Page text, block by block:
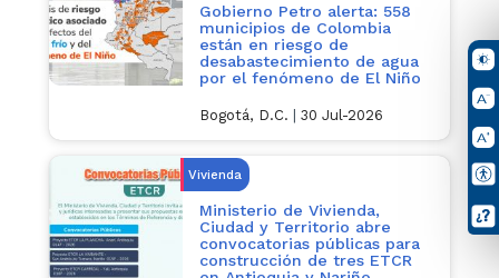
Gobierno Petro alerta: 558
municipios de Colombia
están en riesgo de
desabastecimiento de agua
por el fenómeno de El Niño
Bogotá, D.C. 30 Jul-2026
Vivienda
Ministerio de Vivienda,
Ciudad y Territorio abre
convocatorias públicas para
construcción de tres ETCR